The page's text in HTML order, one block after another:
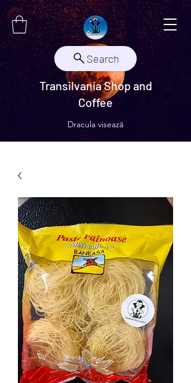
Search
Transilvania Shop and
Coffee
Dracula visează